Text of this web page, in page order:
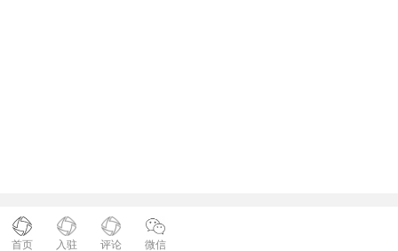
首页 入驻 评论 微信